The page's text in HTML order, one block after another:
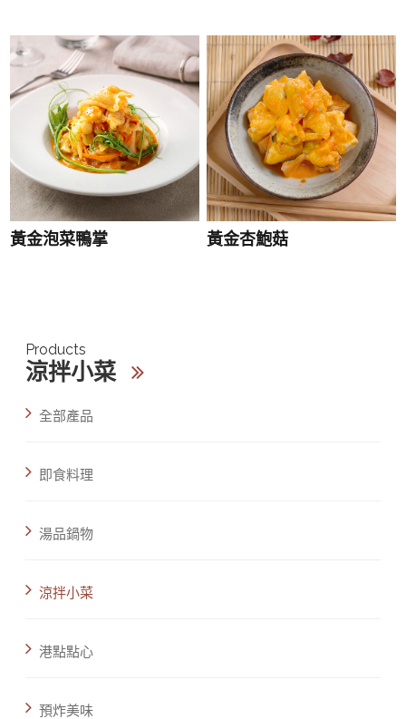
黃金泡菜鴨掌 黃金杏鮑菇
Products
涼拌小菜
全部產品
即食料理
湯品鍋物
涼拌小菜
港點點心
預炸美味